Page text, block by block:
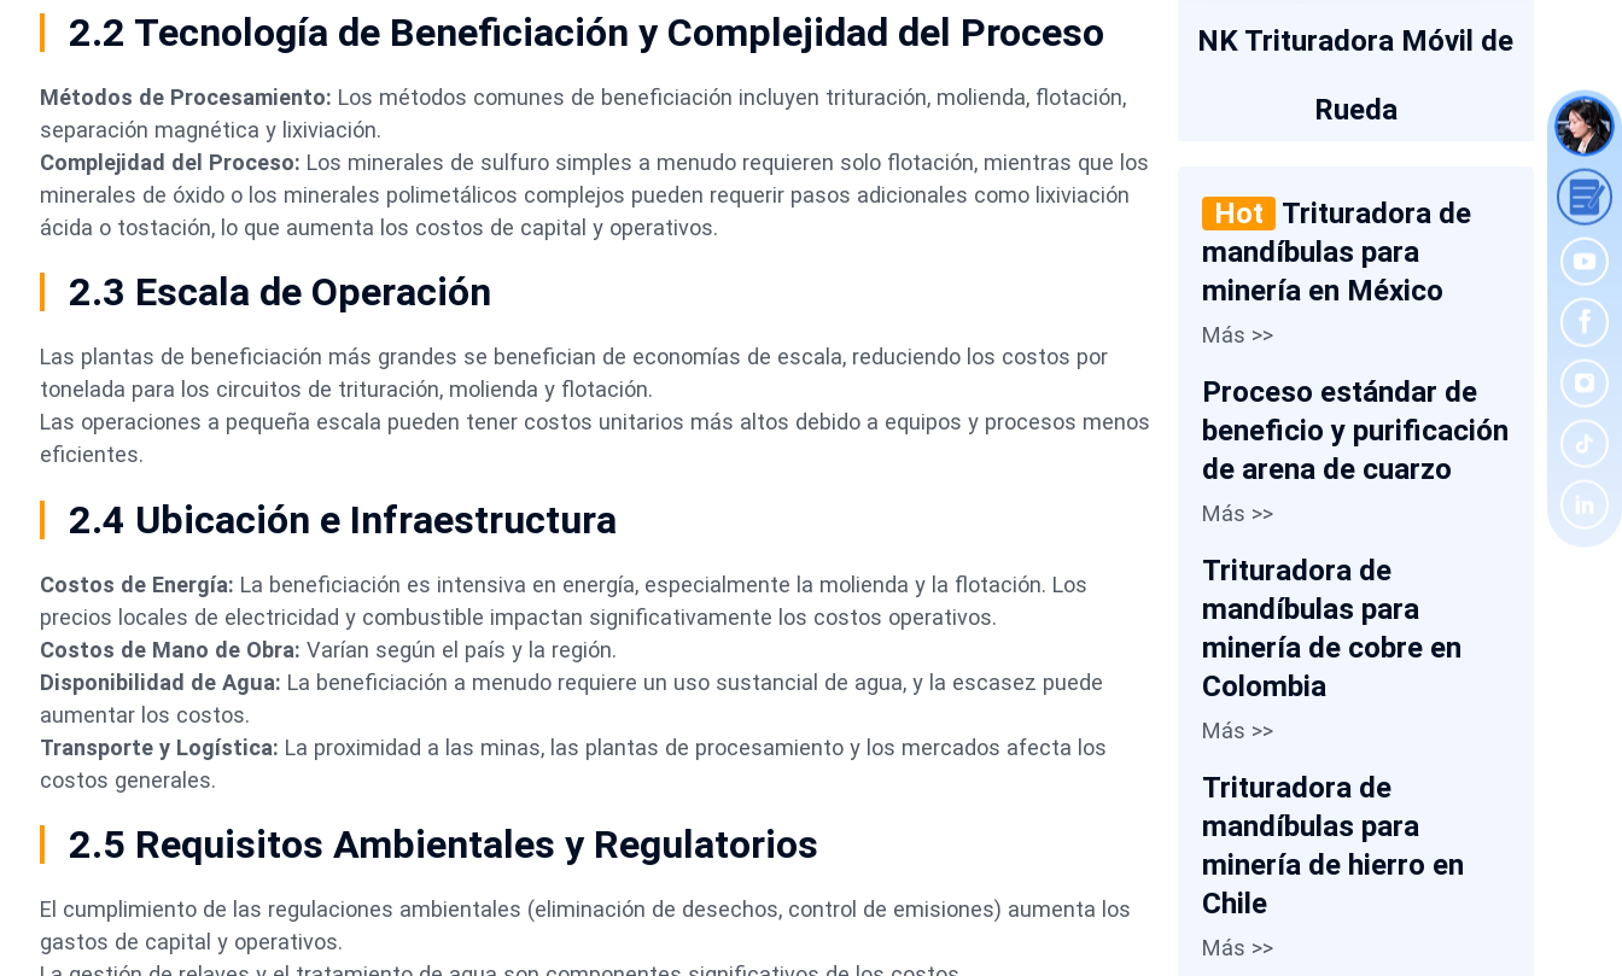
2.2 Tecnología de Beneficiación y Complejidad del Proceso
Métodos de Procesamiento: Los métodos comunes de beneficiación incluyen trituración, molienda, flotación,
separación magnética y lixiviación.
Complejidad del Proceso: Los minerales de sulfuro simples a menudo requieren solo flotación, mientras que los
minerales de óxido o los minerales polimetálicos complejos pueden requerir pasos adicionales como lixiviación
ácida o tostación, lo que aumenta los costos de capital y operativos.
2.3 Escala de Operación
Las plantas de beneficiación más grandes se benefician de economías de escala, reduciendo los costos por
tonelada para los circuitos de trituración, molienda y flotación.
Las operaciones a pequeña escala pueden tener costos unitarios más altos debido a equipos y procesos menos
eficientes.
2.4 Ubicación e Infraestructura
Costos de Energía: La beneficiación es intensiva en energía, especialmente la molienda y la flotación. Los
precios locales de electricidad y combustible impactan significativamente los costos operativos.
Costos de Mano de Obra: Varían según el país y la región.
Disponibilidad de Agua: La beneficiación a menudo requiere un uso sustancial de agua, y la escasez puede
aumentar los costos.
Transporte y Logística: La proximidad a las minas, las plantas de procesamiento y los mercados afecta los
costos generales.
2.5 Requisitos Ambientales y Regulatorios
El cumplimiento de las regulaciones ambientales (eliminación de desechos, control de emisiones) aumenta los
gastos de capital y operativos.
NK Trituradora Móvil de
Rueda
Hot
Trituradora de
mandíbulas para
minería en México
Más >>
Proceso estándar de
beneficio y purificación
de arena de cuarzo
Más >>
Trituradora de
mandíbulas para
minería de cobre en
Colombia
Más >>
Trituradora de
mandíbulas para
minería de hierro en
Chile
Más >>